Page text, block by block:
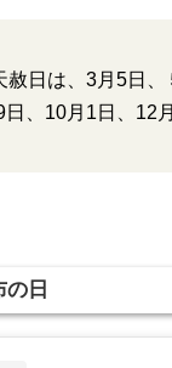
赦日は、3月5日
日、10月1日、12
日